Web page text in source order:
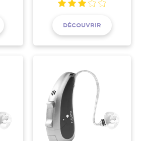
DÉCOUVRIR